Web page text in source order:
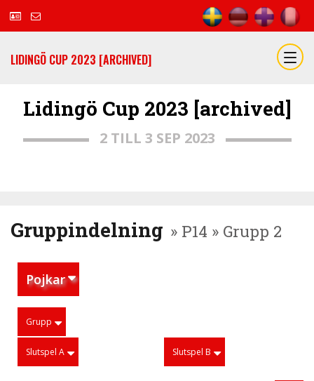
LIDINGÖ CUP 2023 [ARCHIVED]
Lidingö Cup 2023 [archived]
2 TILL 3 SEP 2023
Gruppindelning » P14 » Grupp 2
Pojkar
Grupp
Slutspel A Slutspel B